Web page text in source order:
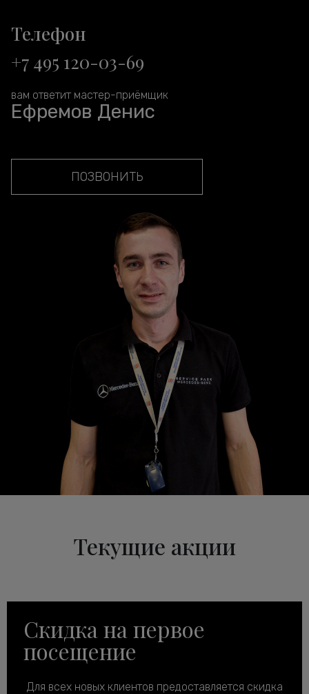
Телефон
+7 495 120-03-69
вам ответит мастер-приёмщик
Ефремов Денис
ПОЗВОНИТЬ
Текущие акции
Скидка на первое
посещение
Для всех новых клиентов предоставляется скидка